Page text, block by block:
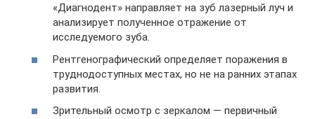
«Диагнодент» направляет на зуб лазерный луч и
анализирует полученное отражение от
исследуемого зуба.
Рентгенографический определяет поражения в
труднодоступных местах, но не на ранних этапах
развития.
Зрительный осмотр с зеркалом — первичный